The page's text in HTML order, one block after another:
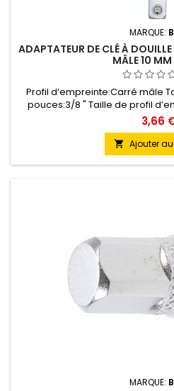
MARQUE:
ADAPTATEUR DE CLÉ À
MÂLE 10
Profil d’empreinte:Carré mâle
pouces:3/8 " Taille de profil
Profil d'entraînement:Quatre
d'entraînement, pouces:1/2 "
métrique:12,5 mm Poids
Matière:Acier chrome-
surface:Chromé
3,66
 Ajouter
MARQUE: